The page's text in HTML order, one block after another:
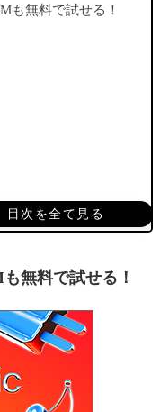
目次を全て見る
も無料で試せる！
無料で試せる！